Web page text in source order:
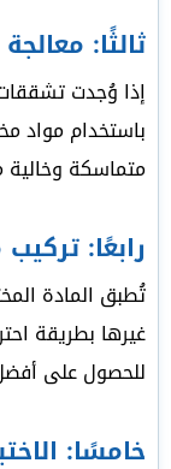
ثالثًا:
إذا وُجدت
باستخدام مواد
متماسكة
رابعًا:
تُطبق المادة
غيرها بطريقة
للحصول على
خامسًا: